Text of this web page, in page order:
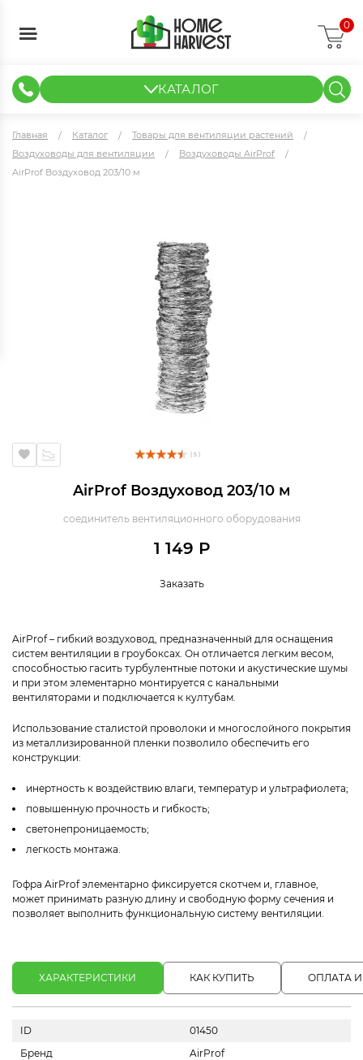
0
КАТАЛОГ
Главная Каталог
Товары для вентиляции растений
Воздуховоды для вентиляции
Воздуховоды AirProf
AirProf Воздуховод 203/10 м
( 5 )
AirProf Воздуховод 203/10 м
соединитель вентиляционного оборудования
1 149 Р
Заказать
AirProf – гибкий воздуховод, предназначенный для оснащения
систем вентиляции в гроубоксах. Он отличается легким весом,
способностью гасить турбулентные потоки и акустические шумы
и при этом элементарно монтируется с канальными
вентиляторами и подключается к култубам.
Использование сталистой проволоки и многослойного покрытия
из металлизированной пленки позволило обеспечить его
конструкции:
инертность к воздействию влаги, температур и ультрафиолета;
повышенную прочность и гибкость;
светонепроницаемость;
легкость монтажа.
Гофра AirProf элементарно фиксируется скотчем и, главное,
может принимать разную длину и свободную форму сечения и
позволяет выполнить функциональную систему вентиляции.
ХАРАКТЕРИСТИКИ КАК КУПИТЬ ОПЛАТА
ID
01450
Бренд
AirProf